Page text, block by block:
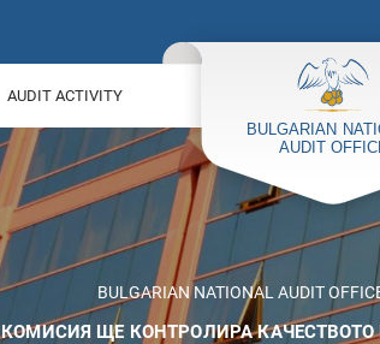
AUDIT ACTIVITY
BULGARIAN NATIONAL AUDIT
КОМИСИЯ ЩЕ КОНТРОЛИРА КАЧЕСТВОТО